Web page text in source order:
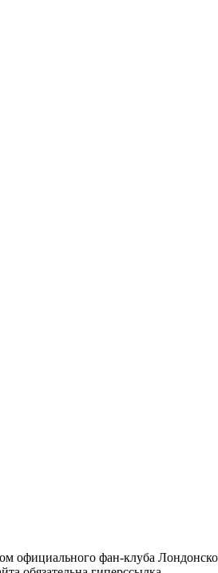
официального фан-клуба